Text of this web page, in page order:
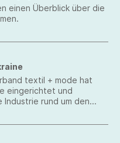
einen Überblick über die
textil + mode hat
eingerichtet und
rund um den